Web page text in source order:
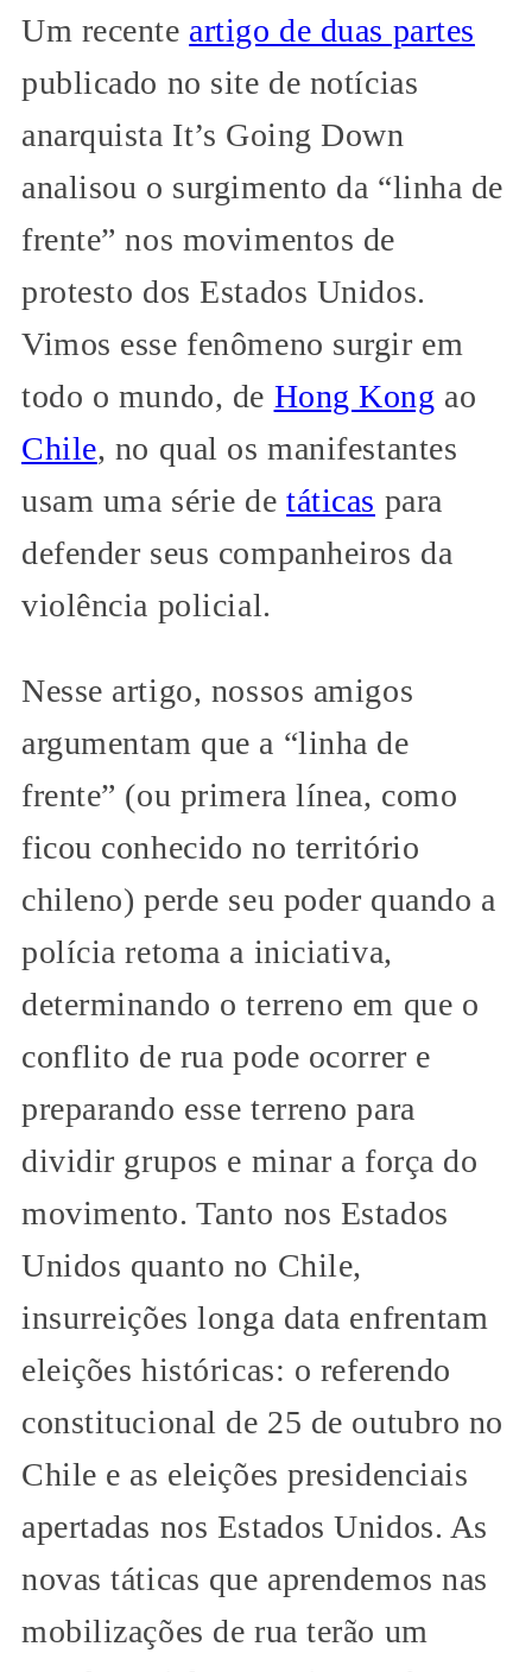
Um recente artigo de duas partes
publicado no site de notícias
anarquista It’s Going Down
analisou o surgimento da “linha de
frente” nos movimentos de
protesto dos Estados Unidos.
Vimos esse fenômeno surgir em
todo o mundo, de Hong Kong ao
Chile, no qual os manifestantes
usam uma série detáticas para
defender seus companheiros da
violência policial.
Nesse artigo, nossos amigos
argumentam que a “linha de
frente” (ou primera línea, como
ficou conhecido no território
chileno) perde seu poder quando a
polícia retoma a iniciativa,
determinando o terreno em que o
conflito de rua pode ocorrer e
preparando esse terreno para
dividir grupos e minar a força do
movimento. Tanto nos Estados
Unidos quanto no Chile,
insurreições longa data enfrentam
eleições históricas: o referendo
constitucional de 25 de outubro no
Chile e as eleições presidenciais
apertadas nos Estados Unidos. As
novas táticas que aprendemos nas
mobilizações de rua terão um